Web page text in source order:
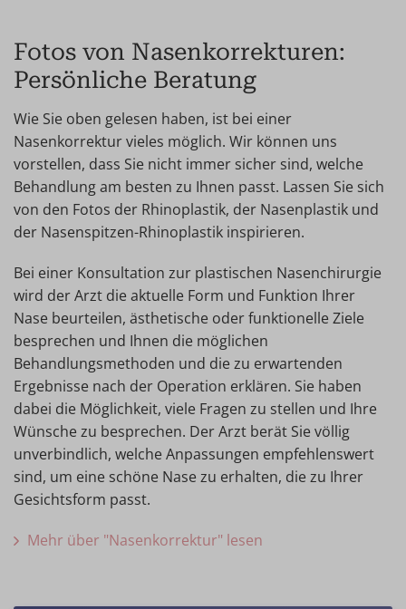
Fotos von Nasenkorrekturen:
Persönliche Beratung
Wie Sie oben gelesen haben, ist bei einer
Nasenkorrektur vieles möglich. Wir können uns
vorstellen, dass Sie nicht immer sicher sind, welche
Behandlung am besten zu Ihnen passt. Lassen Sie sich
von den Fotos der Rhinoplastik, der Nasenplastik und
der Nasenspitzen-Rhinoplastik inspirieren.
Bei einer Konsultation zur plastischen Nasenchirurgie
wird der Arzt die aktuelle Form und Funktion Ihrer
Nase beurteilen, ästhetische oder funktionelle Ziele
besprechen und Ihnen die möglichen
Behandlungsmethoden und die zu erwartenden
Ergebnisse nach der Operation erklären. Sie haben
dabei die Möglichkeit, viele Fragen zu stellen und Ihre
Wünsche zu besprechen. Der Arzt berät Sie völlig
unverbindlich, welche Anpassungen empfehlenswert
sind, um eine schöne Nase zu erhalten, die zu Ihrer
Gesichtsform passt.
Mehr über "Nasenkorrektur" lesen